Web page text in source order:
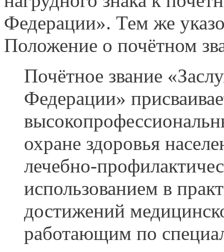
Федерации». Тем же
Положение о почётном
Почётное звание
Федерации»
охране здоровья
лечебно-
использованием в
достижений
работающим по